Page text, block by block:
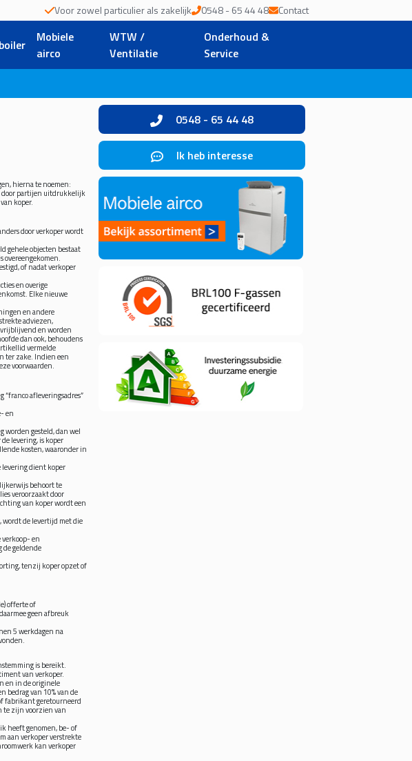
Voor zowel particulier als zakelijk 0548 - 65 44 48 Contact
Mobiele
airco
WTW /
Ventilatie
Onderhoud &
Service
hierna te noemen:
door partijen uitdrukkelijk
koper.
door verkoper wordt
gehele objecten bestaat
overeengekomen.
of nadat verkoper
en overige
Elke nieuwe
en andere
adviezen,
en worden
dan ook, behoudens
vermelde
ter zake. Indien een
voorwaarden.
afleveringsadres”
en
worden gesteld, dan wel
levering, is koper
kosten, waaronder in
dient koper
behoort te
veroorzaakt door
van koper wordt een
wordt de levertijd met die
verkoop- en
de geldende
tenzij koper opzet of
offerte of
geen afbreuk
5 werkdagen na
is bereikt.
van verkoper.
en in de originele
bedrag van 10% van de
fabrikant geretourneerd
te zijn voorzien van
heeft genomen, be- of
aan verkoper verstrekte
kan verkoper
0548 - 65 44 48
Ik heb interesse